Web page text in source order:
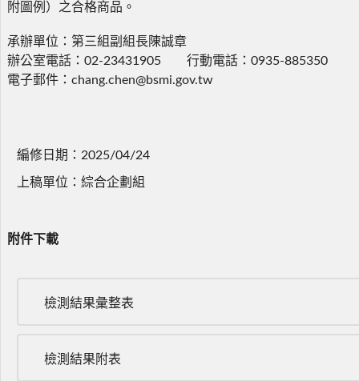
附圖例）之合格商品。
承辦單位：第三組副組長陳誠章
辦公室電話：02-23431905 行動電話：0935-885350
電子郵件：chang.chen@bsmi.gov.tw
編修日期：2025/04/24
上稿單位：綜合企劃組
附件下載
檢測結果彙整表
檢測結果附表